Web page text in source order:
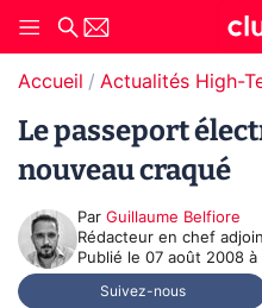
Accueil Actualités High-
Le passeport
nouveau craqué
Par Guillaume Belfiore
Rédacteur en chef
Publié le 07 août 2008 à
Suivez-nous